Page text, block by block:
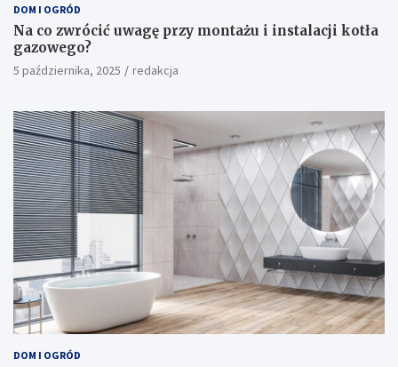
DOM I OGRÓD
Na co zwrócić uwagę przy montażu i instalacji kotła
gazowego?
5 października, 2025 redakcja
DOM I OGRÓD